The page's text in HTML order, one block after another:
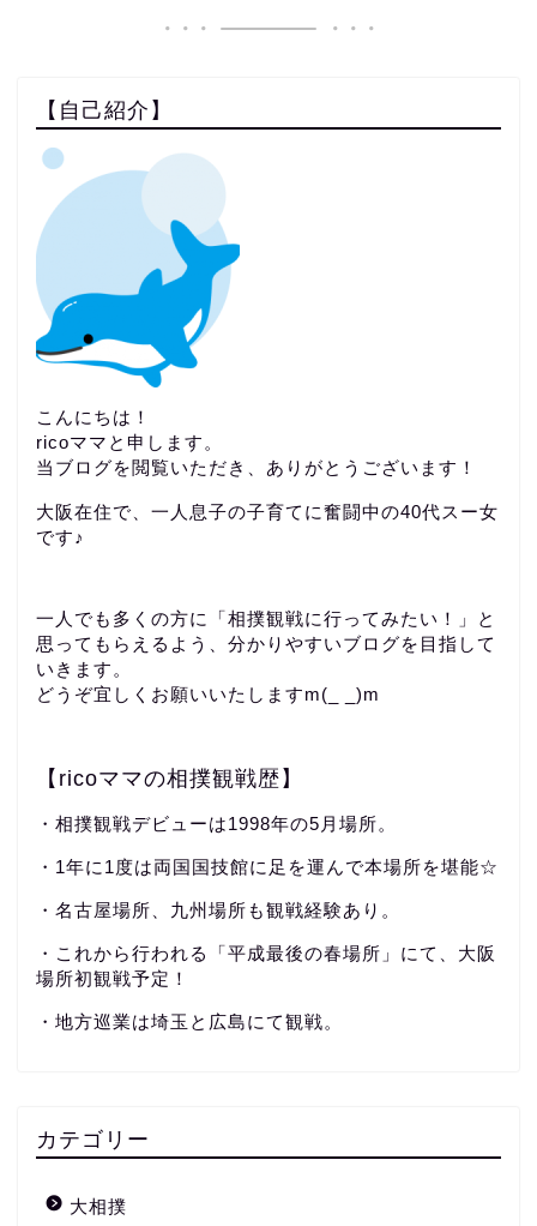
【自己紹介】
こんにちは！
ricoママと申します。
当ブログを閲覧いただき、ありがとうございます！
大阪在住で、一人息子の子育てに奮闘中の40代スー女
です♪
一人でも多くの方に「相撲観戦に行ってみたい！」と
思ってもらえるよう、分かりやすいブログを目指して
いきます。
どうぞ宜しくお願いいたしますm(_ _)m
【ricoママの相撲観戦歴】
・相撲観戦デビューは1998年の5月場所。
・1年に1度は両国国技館に足を運んで本場所を堪能☆
・名古屋場所、九州場所も観戦経験あり。
・これから行われる「平成最後の春場所」にて、大阪
場所初観戦予定！
・地方巡業は埼玉と広島にて観戦。
カテゴリー
大相撲